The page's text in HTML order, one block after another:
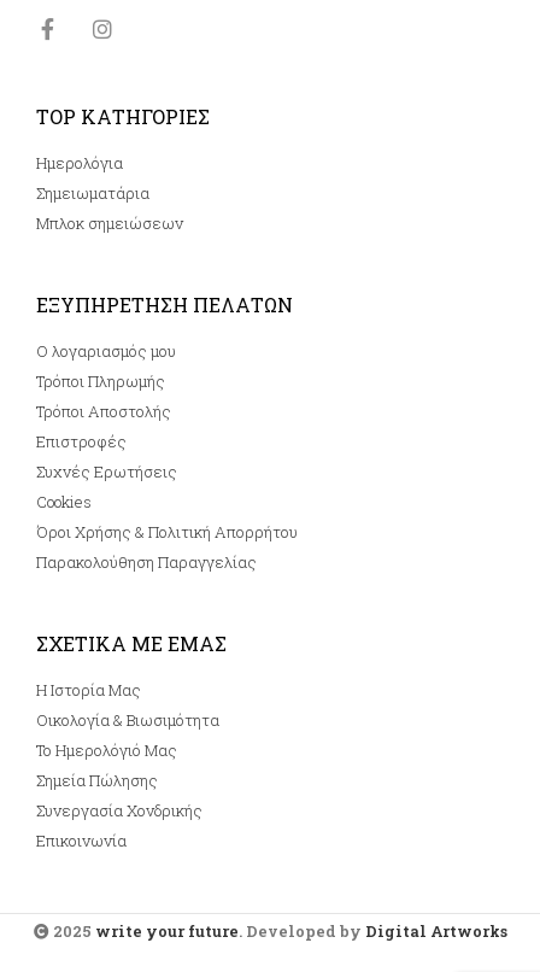
TOP ΚΑΤΗΓΟΡΙΕΣ
Ημερολόγια
Σημειωματάρια
Μπλοκ σημειώσεων
ΕΞΥΠΗΡΕΤΗΣΗ ΠΕΛΑΤΩΝ
Ο λογαριασμός μου
Τρόποι Πληρωμής
Τρόποι Αποστολής
Επιστροφές
Συχνές Ερωτήσεις
Cookies
Όροι Χρήσης & Πολιτική Απορρήτου
Παρακολούθηση Παραγγελίας
ΣΧΕΤΙΚΑ ΜΕ ΕΜΑΣ
Η Ιστορία Μας
Οικολογία & Βιωσιμότητα
Το Ημερολόγιό Μας
Σημεία Πώλησης
Συνεργασία Χονδρικής
Επικοινωνία
2025 write your future. Developed by Digital Artworks